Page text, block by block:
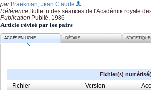
par Braekman, Jean Claude
Référence Bulletin des séances de l'Académie royale
Publication Publié, 1986
Article révisé par les pairs
ACCÈS EN LIGNE DÉTAILS
Fichier(s)
Fichier Version